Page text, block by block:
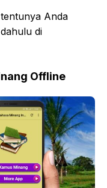
Anda
di
Offline